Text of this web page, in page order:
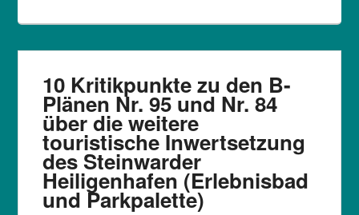
10 Kritikpunkte zu den B-
Plänen Nr. 95 und Nr. 84
über die weitere
touristische Inwertsetzung
des Steinwarder
Heiligenhafen (Erlebnisbad
und Parkpalette)